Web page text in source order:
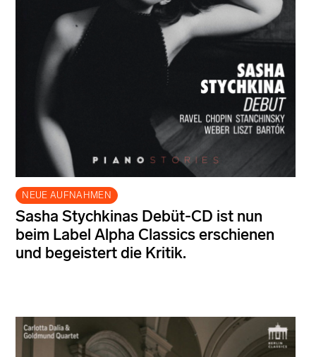
NEUE AUFNAHMEN
Sasha Stychkinas Debüt-CD ist nun
beim Label Alpha Classics erschienen
und begeistert die Kritik.